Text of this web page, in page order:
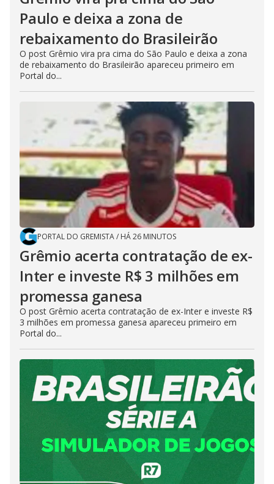
Paulo e deixa a zona de
rebaixamento do Brasileirão
O post Grêmio vira pra cima do São Paulo e deixa a zona
de rebaixamento do Brasileirão apareceu primeiro em
Portal do...
PORTAL DO GREMISTA/ HÁ 26 MINUTOS
Grêmio acerta contratação de ex-
Inter e investe R$ 3 milhões em
promessa ganesa
O post Grêmio acerta contratação de ex-Inter e investe R$
3 milhões em promessa ganesa apareceu primeiro em
Portal do...